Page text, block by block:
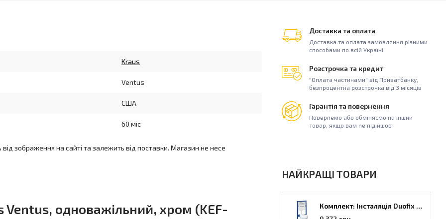
Доставка та оплата
Доставка та оплата замовлення різними
способами по всій Україні
Розстрочка та кредит
"Оплата частинами" від Приватбанку,
безпроцентна розстрочка від 3 місяців
Гарантія та повернення
Повернемо або обміняємо на інший
товар, якщо вам не підійшов
НАЙКРАЩІ ТОВАРИ
Комплект: Інсталяція Duofix PRO 20 + унітаз Kolo Idol (118.315.21.2)
Kraus
Ventus
США
60 міс
зображення на сайті та залежить від поставки. Магазин не несе
одноважільний, хром (KEF-